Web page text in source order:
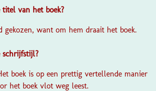
van het boek?
gekozen, want om hem draait het boek.
schrijfstijl?
boek is op een prettig vertellende manier
het boek vlot weg leest.